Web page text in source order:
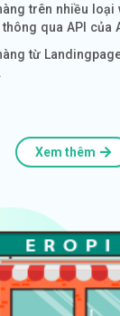
trên nhiều loại
qua API của
từ
Xem thêm